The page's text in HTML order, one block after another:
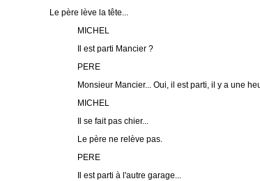
Le père lève la tête...
MICHEL
Il est parti Mancier ?
PERE
Monsieur Mancier... Oui, il est parti, il y a une
MICHEL
Il se fait pas chier...
Le père ne relève pas.
PERE
Il est parti à l'autre garage...